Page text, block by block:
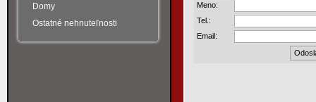
Domy
Ostatné nehnuteľnosti
Meno:
Tel.:
Email: